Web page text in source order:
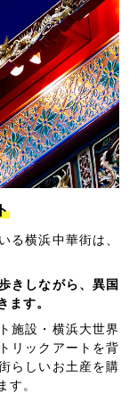
る横浜中華街は、
きしながら、異国
ます。
施設・横浜大世界
リックアートを背
らしいお土産を購
す。